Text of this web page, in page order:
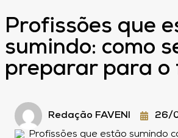
Profissões que
sumindo: como
preparar para o
Redação FAVENI 26/